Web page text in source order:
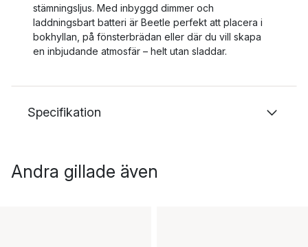
stämningsljus. Med inbyggd dimmer och
laddningsbart batteri är Beetle perfekt att placera i
bokhyllan, på fönsterbrädan eller där du vill skapa
en inbjudande atmosfär – helt utan sladdar.
Specifikation
Andra gillade även